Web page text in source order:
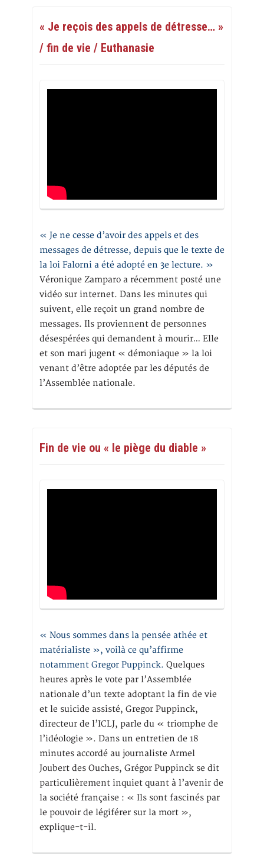
« Je reçois des appels de détresse… »
/ fin de vie / Euthanasie
« Je ne cesse d’avoir des appels et des
messages de détresse, depuis que le texte de
la loi Falorni a été adopté en 3e lecture. »
Véronique Zamparo a récemment posté une
vidéo sur internet. Dans les minutes qui
suivent, elle reçoit un grand nombre de
messages. Ils proviennent de personnes
désespérées qui demandent à mourir… Elle
et son mari jugent « démoniaque » la loi
venant d’être adoptée par les députés de
l’Assemblée nationale.
Fin de vie ou « le piège du diable »
« Nous sommes dans la pensée athée et
matérialiste », voilà ce qu’affirme
notamment Gregor Puppinck. Quelques
heures après le vote par l’Assemblée
nationale d’un texte adoptant la fin de vie
et le suicide assisté, Gregor Puppinck,
directeur de l’ICLJ, parle du « triomphe de
l’idéologie ». Dans un entretien de 18
minutes accordé au journaliste Armel
Joubert des Ouches, Grégor Puppinck se dit
particulièrement inquiet quant à l’avenir de
la société française : « Ils sont fascinés par
le pouvoir de légiférer sur la mort »,
explique-t-il.